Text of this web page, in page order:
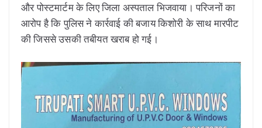
और पोस्टमार्टम के लिए जिला अस्पताल भिजवाया। परिजनों का
आरोप है कि पुलिस ने कार्रवाई की बजाय किशोरी के साथ मारपीट
की जिससे उसकी तबीयत खराब हो गई।